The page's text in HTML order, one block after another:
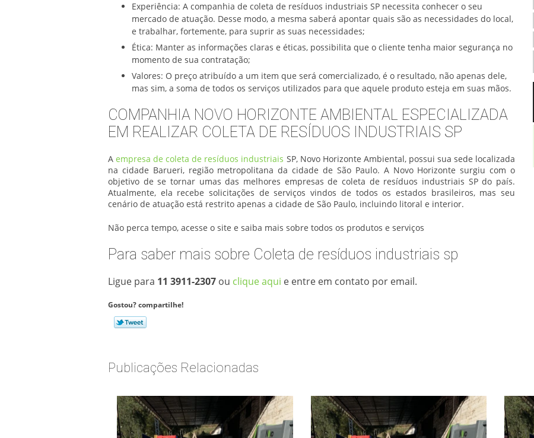
Experiência: A companhia de coleta de resíduos industriais SP necessita conhecer o seu
mercado de atuação. Desse modo, a mesma saberá apontar quais são as necessidades do local,
e trabalhar, fortemente, para suprir as suas necessidades;
Ética: Manter as informações claras e éticas, possibilita que o cliente tenha maior segurança no
momento de sua contratação;
Valores: O preço atribuído a um item que será comercializado, é o resultado, não apenas dele,
mas sim, a soma de todos os serviços utilizados para que aquele produto esteja em suas mãos.
COMPANHIA NOVO HORIZONTE AMBIENTAL ESPECIALIZADA
EM REALIZAR COLETA DE RESÍDUOS INDUSTRIAIS SP
Aempresa de coleta de resíduos industriais SP, Novo Horizonte Ambiental, possui sua sede localizada
na cidade Barueri, região metropolitana da cidade de São Paulo. A Novo Horizonte surgiu com o
objetivo de se tornar umas das melhores empresas de coleta de resíduos industriais SP do país.
Atualmente, ela recebe solicitações de serviços vindos de todos os estados brasileiros, mas seu
cenário de atuação está restrito apenas a cidade de São Paulo, incluindo litoral e interior.
Não perca tempo, acesse o site e saiba mais sobre todos os produtos e serviços
Para saber mais sobre Coleta de resíduos industriais sp
Ligue para 11 3911-2307 ou clique aqui e entre em contato por email.
Gostou? compartilhe!
Publicações Relacionadas